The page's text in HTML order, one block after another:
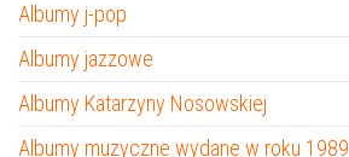
Albumy j-pop
Albumy jazzowe
Albumy Katarzyny Nosowskiej
Albumy muzyczne wydane w roku 1989